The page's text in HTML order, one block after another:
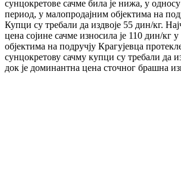
сунцокретове сачме била је нижа, у
период, у малопродајним објектима на
Купци су требали да издвоје 55 дин/кг.
цена сојине сачме износила је 110 дин/кг
објектима на подручју Крагујевца
сунцокретову сачму купци су требали да
док је доминантна цена сточног брашна